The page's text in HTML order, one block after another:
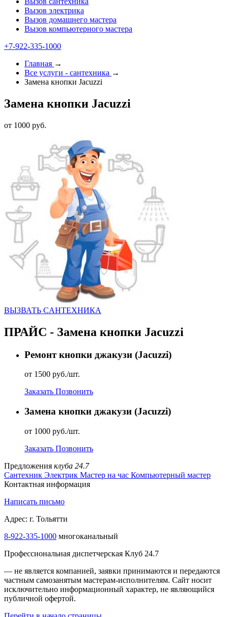
Вызов электрика
Вызов домашнего мастера
Вызов компьютерного мастера
+7-922-335-1000
Главная →
Все услуги - cантехника →
Замена кнопки Jacuzzi
Замена кнопки Jacuzzi
от 1000 руб.
ВЫЗВАТЬ CАНТЕХНИКА
ПРАЙС - Замена кнопки Jacuzzi
Ремонт кнопки джакузи (Jacuzzi)
от 1500 руб./шт.
Заказать Позвонить
Замена кнопки джакузи (Jacuzzi)
от 1000 руб./шт.
Заказать Позвонить
Предложения клуба 24.7
Сантехник Электрик Мастер на час Компьютерный мастер
Контактная информация
Написать письмо
Адрес: г. Тольятти
8-922-335-1000 многоканальный
Профессиональная диспетчерская Клуб 24.7
— не является компанией, заявки принимаются и передаются
частным самозанятым мастерам‑исполнителям. Сайт носит
исключительно информационный характер, не являющийся
публичной офертой.